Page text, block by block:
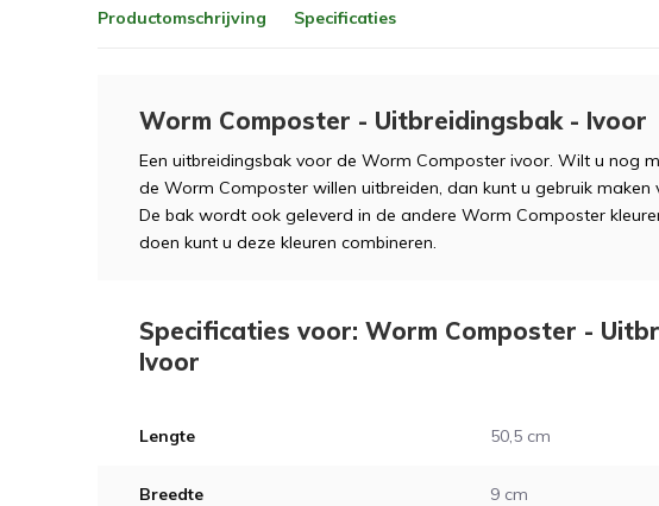
Productomschrijving Specificaties
Worm Composter - Uitbreidingsbak - Ivoor
Een uitbreidingsbak voor de Worm Composter ivoor. Wilt u nog
de Worm Composter willen uitbreiden, dan kunt u gebruik maken
De bak wordt ook geleverd in de andere Worm Composter
doen kunt u deze kleuren combineren.
Specificaties voor: Worm Composter -
Ivoor
Lengte 50,5 cm
Breedte 9 cm